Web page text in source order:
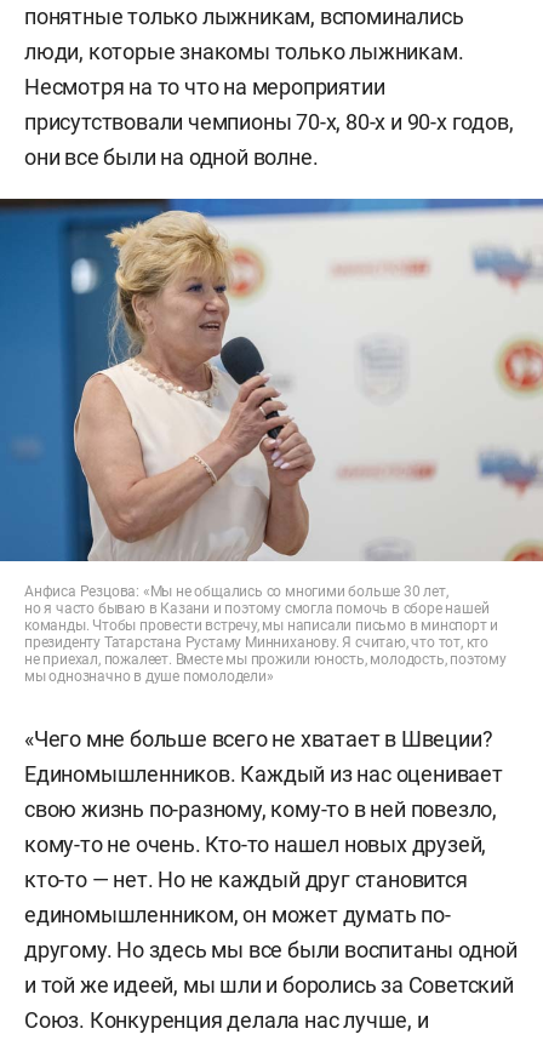
понятные только лыжникам, вспоминались
люди, которые знакомы только лыжникам.
Несмотря на то что на мероприятии
присутствовали чемпионы 70-х, 80-х и 90-х годов,
они все были на одной волне.
Анфиса Резцова: «Мы не общались со многими больше 30 лет,
но я часто бываю в Казани и поэтому смогла помочь в сборе нашей
команды. Чтобы провести встречу, мы написали письмо в минспорт и
президенту Татарстана Рустаму Минниханову. Я считаю, что тот, кто
не приехал, пожалеет. Вместе мы прожили юность, молодость, поэтому
мы однозначно в душе помолодели»
«Чего мне больше всего не хватает в Швеции?
Единомышленников. Каждый из нас оценивает
свою жизнь по-разному, кому-то в ней повезло,
кому-то не очень. Кто-то нашел новых друзей,
кто-то — нет. Но не каждый друг становится
единомышленником, он может думать по-
другому. Но здесь мы все были воспитаны одной
и той же идеей, мы шли и боролись за Советский
Союз. Конкуренция делала нас лучше, и